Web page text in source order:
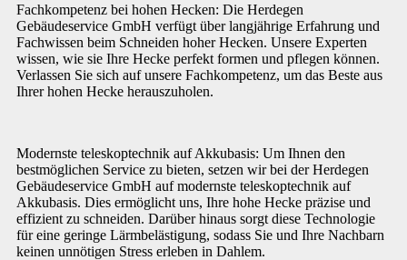
Fachkompetenz bei hohen Hecken: Die Herdegen
Gebäudeservice GmbH verfügt über langjährige Erfahrung und
Fachwissen beim Schneiden hoher Hecken. Unsere Experten
wissen, wie sie Ihre Hecke perfekt formen und pflegen können.
Verlassen Sie sich auf unsere Fachkompetenz, um das Beste aus
Ihrer hohen Hecke herauszuholen.
Modernste teleskoptechnik auf Akkubasis: Um Ihnen den
bestmöglichen Service zu bieten, setzen wir bei der Herdegen
Gebäudeservice GmbH auf modernste teleskoptechnik auf
Akkubasis. Dies ermöglicht uns, Ihre hohe Hecke präzise und
effizient zu schneiden. Darüber hinaus sorgt diese Technologie
für eine geringe Lärmbelästigung, sodass Sie und Ihre Nachbarn
keinen unnötigen Stress erleben in Dahlem.